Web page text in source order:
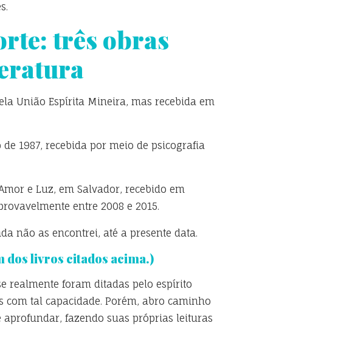
três obras
União Espírita Mineira, mas recebida em
1987, recebida por meio de psicografia
e Luz, em Salvador, recebido em
entre 2008 e 2015.
não as encontrei, até a presente data.
dos livros citados acima.)
realmente foram ditadas pelo espírito
com tal capacidade. Porém, abro caminho
fazendo suas próprias leituras